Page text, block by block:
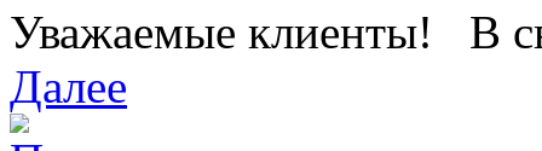
Уважаемые клиенты! В
Далее